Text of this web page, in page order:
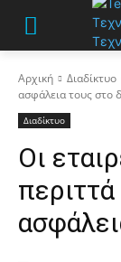
Αρχική Διαδίκτυο
ασφάλεια τους στο
Διαδίκτυο
Οι